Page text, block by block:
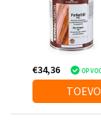
€34,36 OP